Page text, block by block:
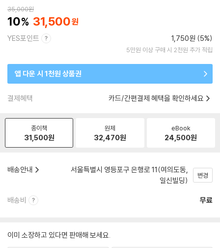
35,000원
10 31,500
YES포인트 1,750원 (5%)
5만원 이상 구매 시 2천원 추가 적립
앱 다운 시 1천원 상품권
결제혜택 카드/간편결제 혜택을 확인하세요
종이책
31,500원
원제
32,470원
eBook
24,500원
배송안내
서울특별시 영등포구 은행로 11(여의도동,
일신빌딩)
변경
배송비 무료
이미 소장하고 있다면 판매해 보세요.